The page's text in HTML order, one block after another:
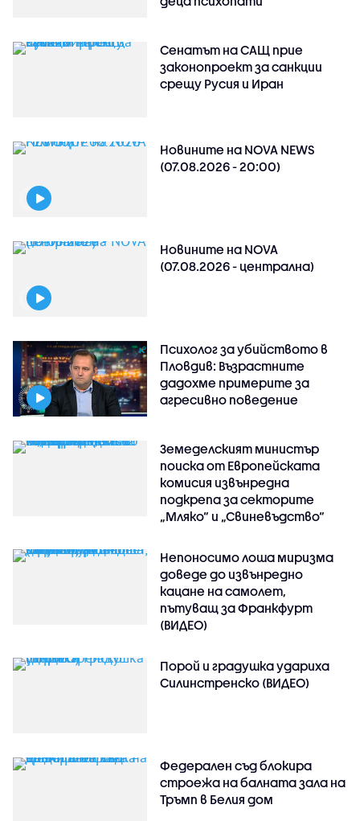
Сенатът на САЩ прие
законопроект за санкции
срещу Русия и Иран
Новините на NOVA NEWS
(07.08.2026 - 20:00)
Новините на NOVA
(07.08.2026 - централна)
Психолог за убийството в
Пловдив: Възрастните
дадохме примерите за
агресивно поведение
Земеделският министър
поиска от Европейската
комисия извънредна
подкрепа за секторите
„Мляко“ и „Свиневъдство“
Непоносимо лоша миризма
доведе до извънредно
кацане на самолет,
пътуващ за Франкфурт
(ВИДЕО)
Порой и градушка удариха
Силинстренско (ВИДЕО)
Федерален съд блокира
строежа на балната зала на
Тръмп в Белия дом